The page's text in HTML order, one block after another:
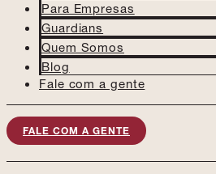
Para Empresas
Guardians
Quem Somos
Blog
Fale com a gente
FALE COM A GENTE